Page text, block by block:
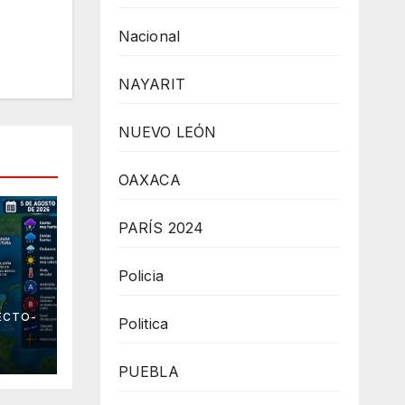
el
Nacional
NAYARIT
NUEVO LEÓN
OAXACA
PARÍS 2024
Policia
Politica
PUEBLA